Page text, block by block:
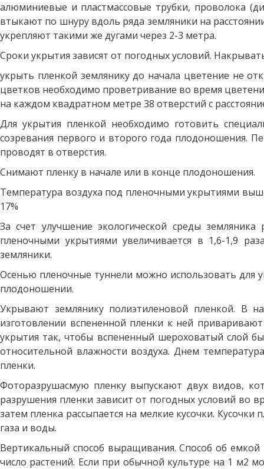
алюминиевые и пластмассовые трубки, проволока
втыкают по шнуру вдоль ряда земляники на
укрепляют такими же дугами через 2-3 метра.
Сроки укрытия зависят от погодных условий.
укрыть пленкой землянику до начала цветение не
цветков необходимо проветривание во время
на каждом квадратном метре 38 отверстий с
Для укрытия пленкой необходимо готовить
созревания первого и второго года плодоношения.
проводят в отверстия.
Снимают пленку в начале или в конце плодоношения.
Температура воздуха под пленочными укрытиями
17%
За счет улучшение экологической среды
пленочными укрытиями увеличивается в 1,6-1,9
земляники.
Осенью пленочные туннели можно использовать для
плодоношении.
Укрывают землянику полиэтиленовой пленкой. В
изготовлении вспененной пленки к ней
укрытия так, чтобы вспененный шероховатый слой
относительной влажности воздуха. Днем
пленки.
Фоторазрушасмую пленку выпускают двух видов,
разрушения пленки зависит от погодных условий во
затем пленка рассыпается на мелкие кусочки.
газа и воды.
Вертикальный способ выращивания. Способ об
число растений. Если при обычной культуре на 1 м2